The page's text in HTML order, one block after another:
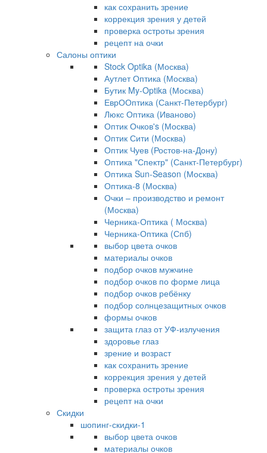
как сохранить зрение
коррекция зрения у детей
проверка остроты зрения
рецепт на очки
Салоны оптики
Stock Optika (Москва)
Аутлет Оптика (Москва)
Бутик My-Optika (Москва)
ЕврООптика (Санкт-Петербург)
Люкс Оптика (Иваново)
Оптик Очков's (Москва)
Оптик Сити (Москва)
Оптик Чуев (Ростов-на-Дону)
Оптика "Спектр" (Санкт-Петербург)
Оптика Sun-Season (Москва)
Оптика-8 (Москва)
Очки – производство и ремонт
(Москва)
Черника-Оптика ( Москва)
Черника-Оптика (Спб)
выбор цвета очков
материалы очков
подбор очков мужчине
подбор очков по форме лица
подбор очков ребёнку
подбор солнцезащитных очков
формы очков
защита глаз от УФ-излучения
здоровье глаз
зрение и возраст
как сохранить зрение
коррекция зрения у детей
проверка остроты зрения
рецепт на очки
Скидки
шопинг-скидки-1
выбор цвета очков
материалы очков